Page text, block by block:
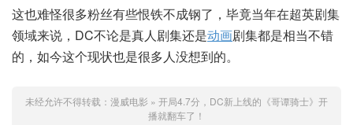
这也难怪很多粉丝有些恨铁不成钢了，毕竟当年在超英剧集
领域来说，DC不论是真人剧集还是动画剧集都是相当不错
的，如今这个现状也是很多人没想到的。
未经允许不得转载： 漫威电影 » 开局4.7分，DC新上线的《哥谭骑士》开
播就翻车了！